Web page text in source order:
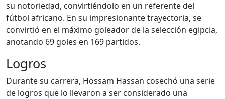
su notoriedad, convirtiéndolo en un referente del
fútbol africano. En su impresionante trayectoria, se
convirtió en el máximo goleador de la selección egipcia,
anotando 69 goles en 169 partidos.
Logros
Durante su carrera, Hossam Hassan cosechó una serie
de logros que lo llevaron a ser considerado una